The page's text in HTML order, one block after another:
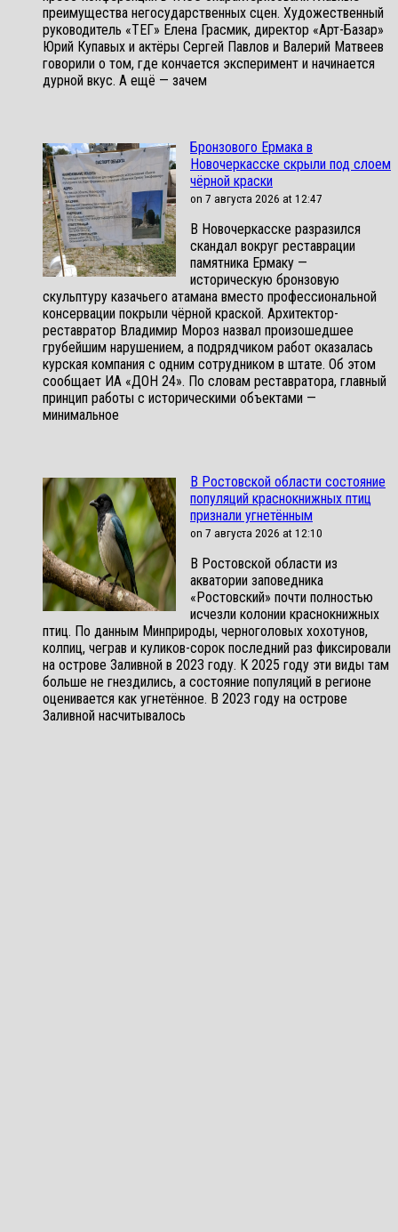
преимущества негосударственных сцен. Художественный
руководитель «ТЕГ» Елена Грасмик, директор «Арт-Базар»
Юрий Купавых и актёры Сергей Павлов и Валерий Матвеев
говорили о том, где кончается эксперимент и начинается
дурной вкус. А ещё — зачем
Бронзового Ермака в
Новочеркасске скрыли под слоем
чёрной краски
on 7 августа 2026 at 12:47
В Новочеркасске разразился
скандал вокруг реставрации
памятника Ермаку —
историческую бронзовую
скульптуру казачьего атамана вместо профессиональной
консервации покрыли чёрной краской. Архитектор-
реставратор Владимир Мороз назвал произошедшее
грубейшим нарушением, а подрядчиком работ оказалась
курская компания с одним сотрудником в штате. Об этом
сообщает ИА «ДОН 24». По словам реставратора, главный
принцип работы с историческими объектами —
минимальное
В Ростовской области состояние
популяций краснокнижных птиц
признали угнетённым
on 7 августа 2026 at 12:10
В Ростовской области из
акватории заповедника
«Ростовский» почти полностью
исчезли колонии краснокнижных
птиц. По данным Минприроды, черноголовых хохотунов,
колпиц, чеграв и куликов-сорок последний раз фиксировали
на острове Заливной в 2023 году. К 2025 году эти виды там
больше не гнездились, а состояние популяций в регионе
оценивается как угнетённое. В 2023 году на острове
Заливной насчитывалось